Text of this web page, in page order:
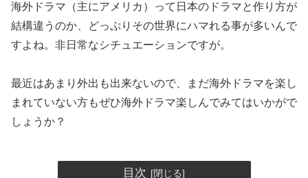
海外ドラマ（主にアメリカ）って日本のドラマと作り方が
結構違うのか、どっぷりその世界にハマれる事が多いんで
すよね。非日常なシチュエーションですが。
最近はあまり外出も出来ないので、まだ海外ドラマを楽し
まれていない方もぜひ海外ドラマ楽しんでみてはいかがで
しょうか？
目次